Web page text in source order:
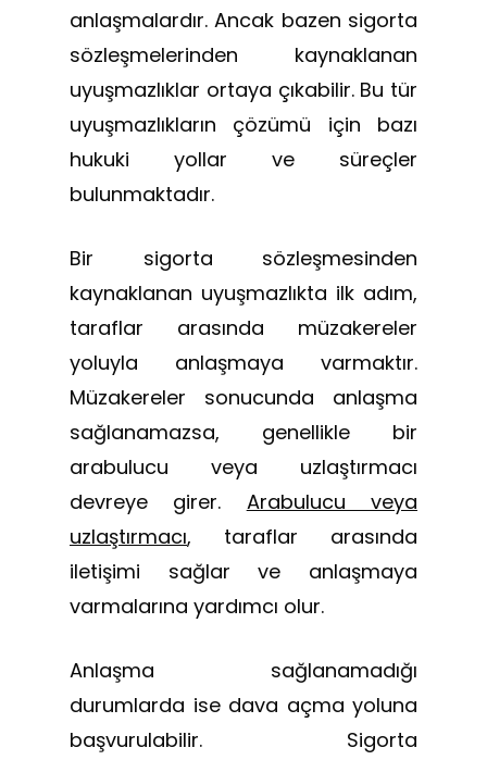
anlaşmalardır. Ancak bazen sigorta
sözleşmelerinden kaynaklanan
uyuşmazlıklar ortaya çıkabilir. Bu tür
uyuşmazlıkların çözümü için bazı
hukuki yollar ve süreçler
bulunmaktadır.
Bir sigorta sözleşmesinden
kaynaklanan uyuşmazlıkta ilk adım,
taraflar arasında müzakereler
yoluyla anlaşmaya varmaktır.
Müzakereler sonucunda anlaşma
sağlanamazsa, genellikle bir
arabulucu veya uzlaştırmacı
devreye girer. Arabulucu veya
uzlaştırmacı, taraflar arasında
iletişimi sağlar ve anlaşmaya
varmalarına yardımcı olur.
Anlaşma sağlanamadığı
durumlarda ise dava açma yoluna
başvurulabilir. Sigorta